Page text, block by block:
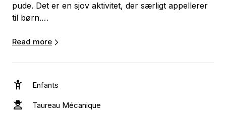
pude. Det er en sjov aktivitet, der særligt appellerer
til børn.
Vores oppustelige rodeotyr kræver blot pumpning
festen! Den er ideel til de yngre børn, da de selv har
kontrol over hvor vild legen skal være – det er deres
træk i snorene, der bestemmer. Ingen kompleks
mekanik involveret!
Read more
Enfants
Taureau Mécanique